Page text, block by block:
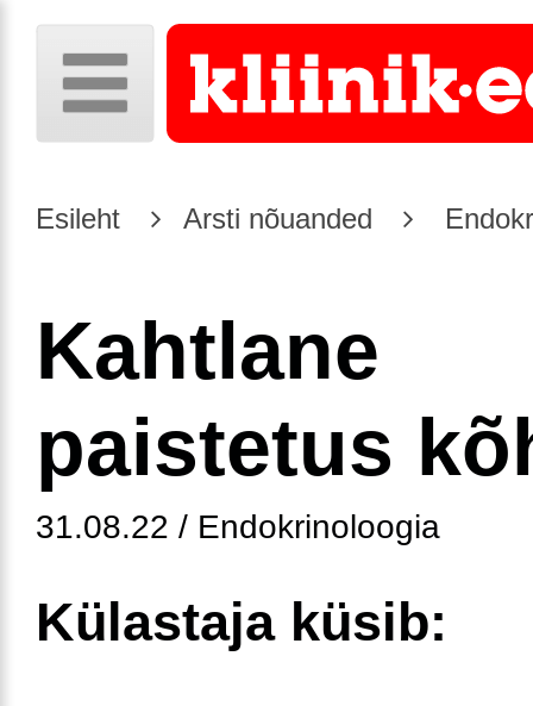
Esileht Arsti nõuanded
Kahtlane
paistetus
31.08.22 / Endokrinoloogia
Külastaja küsib: